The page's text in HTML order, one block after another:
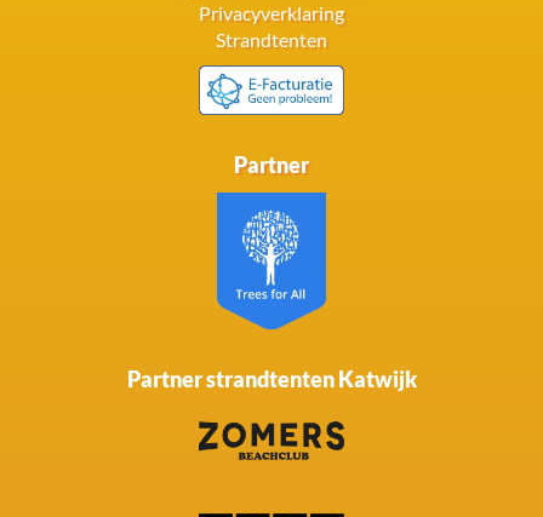
Privacyverklaring
Strandtenten
Partner
Partner strandtenten Katwijk